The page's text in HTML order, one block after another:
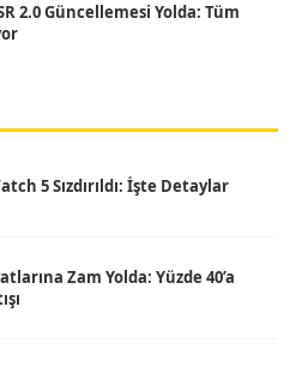
2.0 Güncellemesi Yolda: Tüm
5 Sızdırıldı: İşte Detaylar
Zam Yolda: Yüzde 40’a